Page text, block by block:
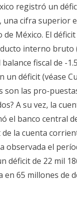
registró un
cifra superior
México. El
interno
fiscal de -
déficit (véase
son las pro-
A su vez, la
el banco central
la cuenta
observada el
déficit de 22 mil
65 millones de